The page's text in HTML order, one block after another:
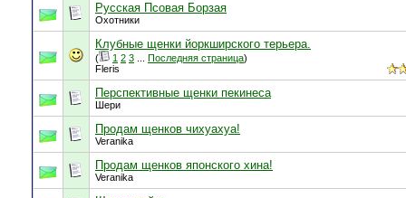
Русская Псовая Борзая
Охотники
Клубные щенки йоркширского терьера.
( 1 2 3 Последняя страница)
Fleris
Перспективные щенки пекинеса
Шери
Продам щенков чихуахуа!
Veranika
Продам щенков японского хина!
Veranika